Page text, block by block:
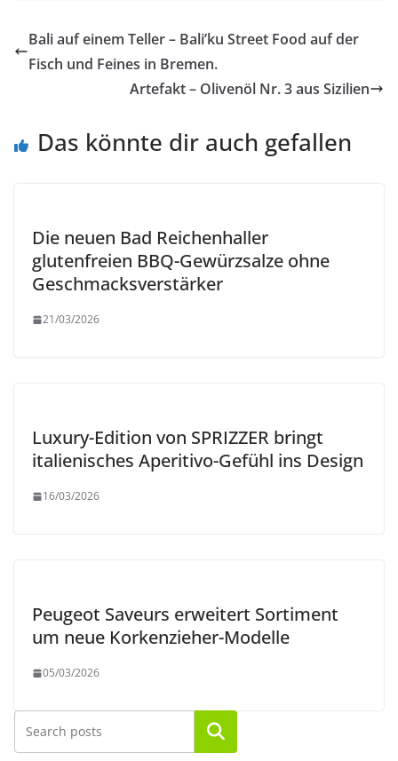
Bali auf einem Teller – Bali’ku Street Food auf der
Fisch und Feines in Bremen.
Artefakt – Olivenöl Nr. 3 aus Sizilien
Das könnte dir auch gefallen
Die neuen Bad Reichenhaller
glutenfreien BBQ-Gewürzsalze ohne
Geschmacksverstärker
21/03/2026
Luxury-Edition von SPRIZZER bringt
italienisches Aperitivo-Gefühl ins Design
16/03/2026
Peugeot Saveurs erweitert Sortiment
um neue Korkenzieher-Modelle
05/03/2026
Suchen